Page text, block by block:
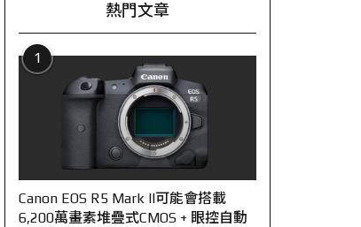
熱門文章
1
Canon EOS R5 Mark II可能會搭載
6,200萬畫素堆疊式CMOS + 眼控自動